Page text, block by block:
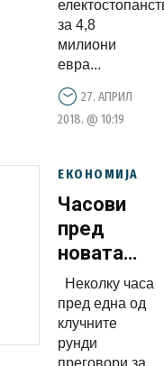
за 4,8
милиони
евра...
27. АПРИЛ
2018. @ 10:19
ЕКОНОМИЈА
Часови
пред
новата
рунда
преговори
за името
во Виена
Неколку часа
пред една од
клучните
рунди
преговори за